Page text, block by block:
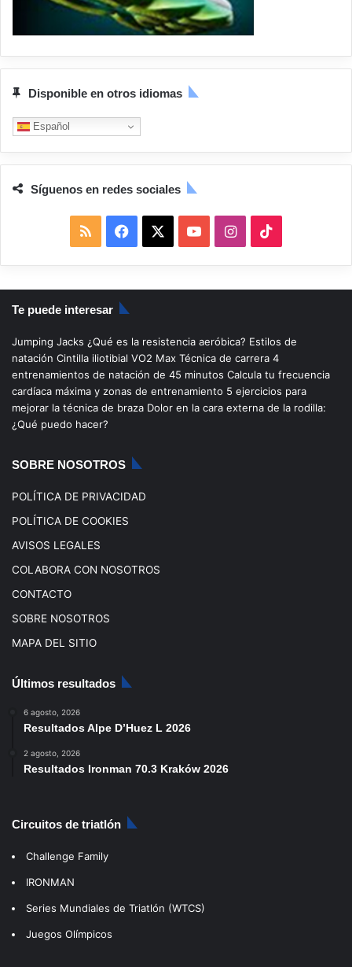
Disponible en otros idiomas
Español
Síguenos en redes sociales
S
S
a
c
b
o
o
u
u
b
I
n
s
a
g
i
k
o
k
Te puede interesar
Jumping Jacks ¿Qué es la resistencia aeróbica? Estilos de
natación Cintilla iliotibial VO2 Max Técnica de carrera 4
entrenamientos de natación de 45 minutos Calcula tu frecuencia
cardíaca máxima y zonas de entrenamiento 5 ejercicios para
mejorar la técnica de braza Dolor en la cara externa de la rodilla:
¿Qué puedo hacer?
SOBRE NOSOTROS
POLÍTICA DE PRIVACIDAD
POLÍTICA DE COOKIES
AVISOS LEGALES
COLABORA CON NOSOTROS
CONTACTO
SOBRE NOSOTROS
MAPA DEL SITIO
Últimos resultados
6 agosto, 2026
Resultados Alpe D’Huez L 2026
2 agosto, 2026
Resultados Ironman 70.3 Kraków 2026
Circuitos de triatlón
Challenge Family
IRONMAN
Series Mundiales de Triatlón (WTCS)
Juegos Olímpicos